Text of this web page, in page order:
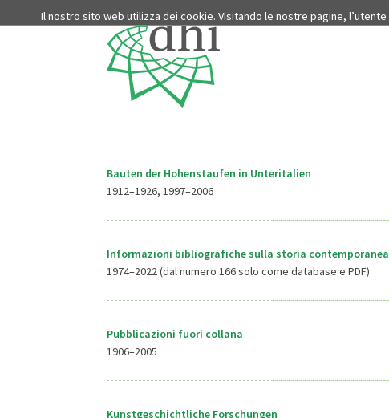
Il nostro sito web utilizza dei cookie. Visitando le nostre pagine,
Bauten der Hohenstaufen in Unteritalien
1912–1926, 1997–2006
Informazioni bibliografiche sulla storia
1974–2022 (dal numero 166 solo come database e PDF)
Pubblicazioni fuori collana
1906–2005
Kunstgeschichtliche Forschungen